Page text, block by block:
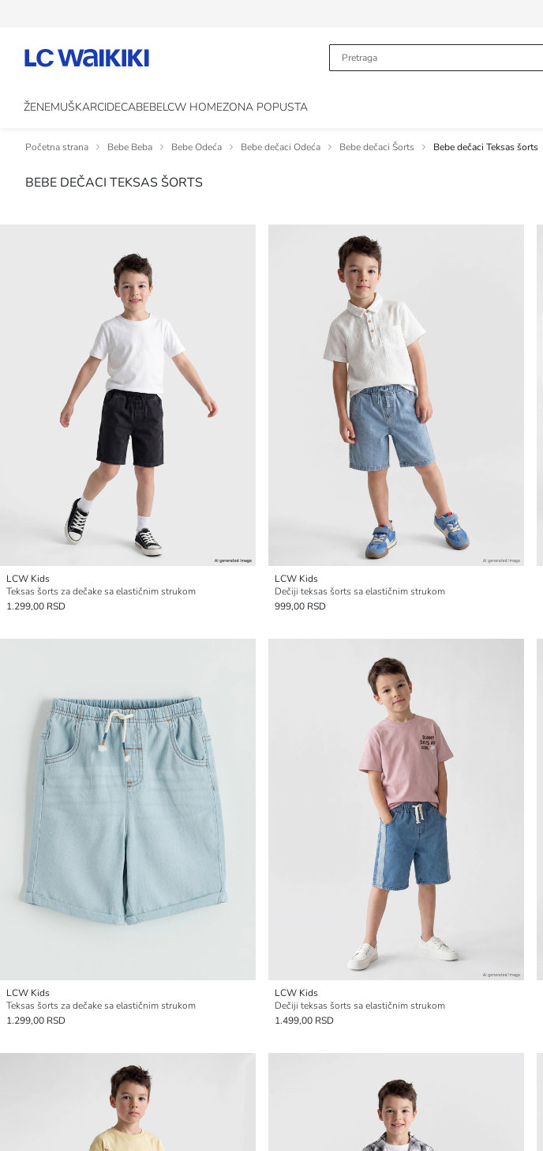
ŽENEMUŠKARCIDECABEBELCW HOMEZONA POPUSTA
Početna strana Bebe Beba Bebe Odeća Bebe dečaci Odeća Bebe dečaci Šorts Bebe dečaci Teksas šorts
BEBE DEČACI TEKSAS ŠORTS
LCW Kids
Teksas šorts za dečake sa elastičnim strukom
1.299,00 RSD
LCW Kids
Dečiji teksas šorts sa elastičnim strukom
999,00 RSD
LCW Kids
Teksas šorts za dečake sa elastičnim strukom
1.299,00 RSD
LCW Kids
Dečiji teksas šorts sa elastičnim strukom
1.499,00 RSD